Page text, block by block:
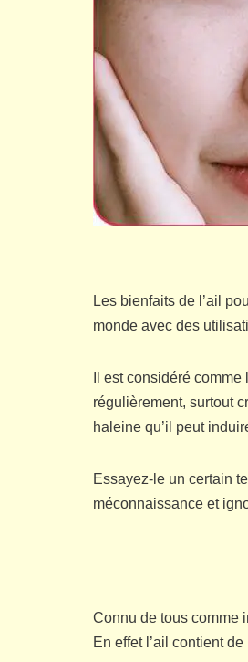
Les bienfaits de l’ail
monde avec des
Il est considéré
régulièrement, surtout
haleine qu’il peut
Essayez-le un certain
méconnaissance et
Connu de tous comme
En effet l’ail contient